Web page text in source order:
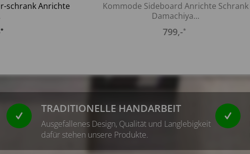
schrank Anrichte
*
Kommode Sideboard Anrichte Schrank
Damachiya...
799,-*
TRADITIONELLE HANDARBEIT
Ausgefallenes Design, Qualität und Langlebigkeit
dafür stehen unsere Produkte.